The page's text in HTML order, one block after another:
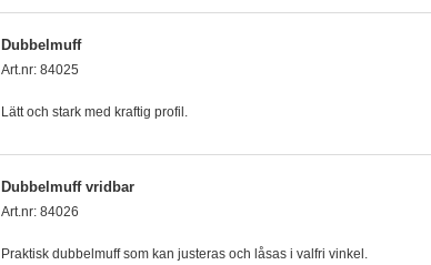
Dubbelmuff
Art.nr: 84025
Lätt och stark med kraftig profil.
Dubbelmuff vridbar
Art.nr: 84026
Praktisk dubbelmuff som kan justeras och låsas i valfri vinkel.